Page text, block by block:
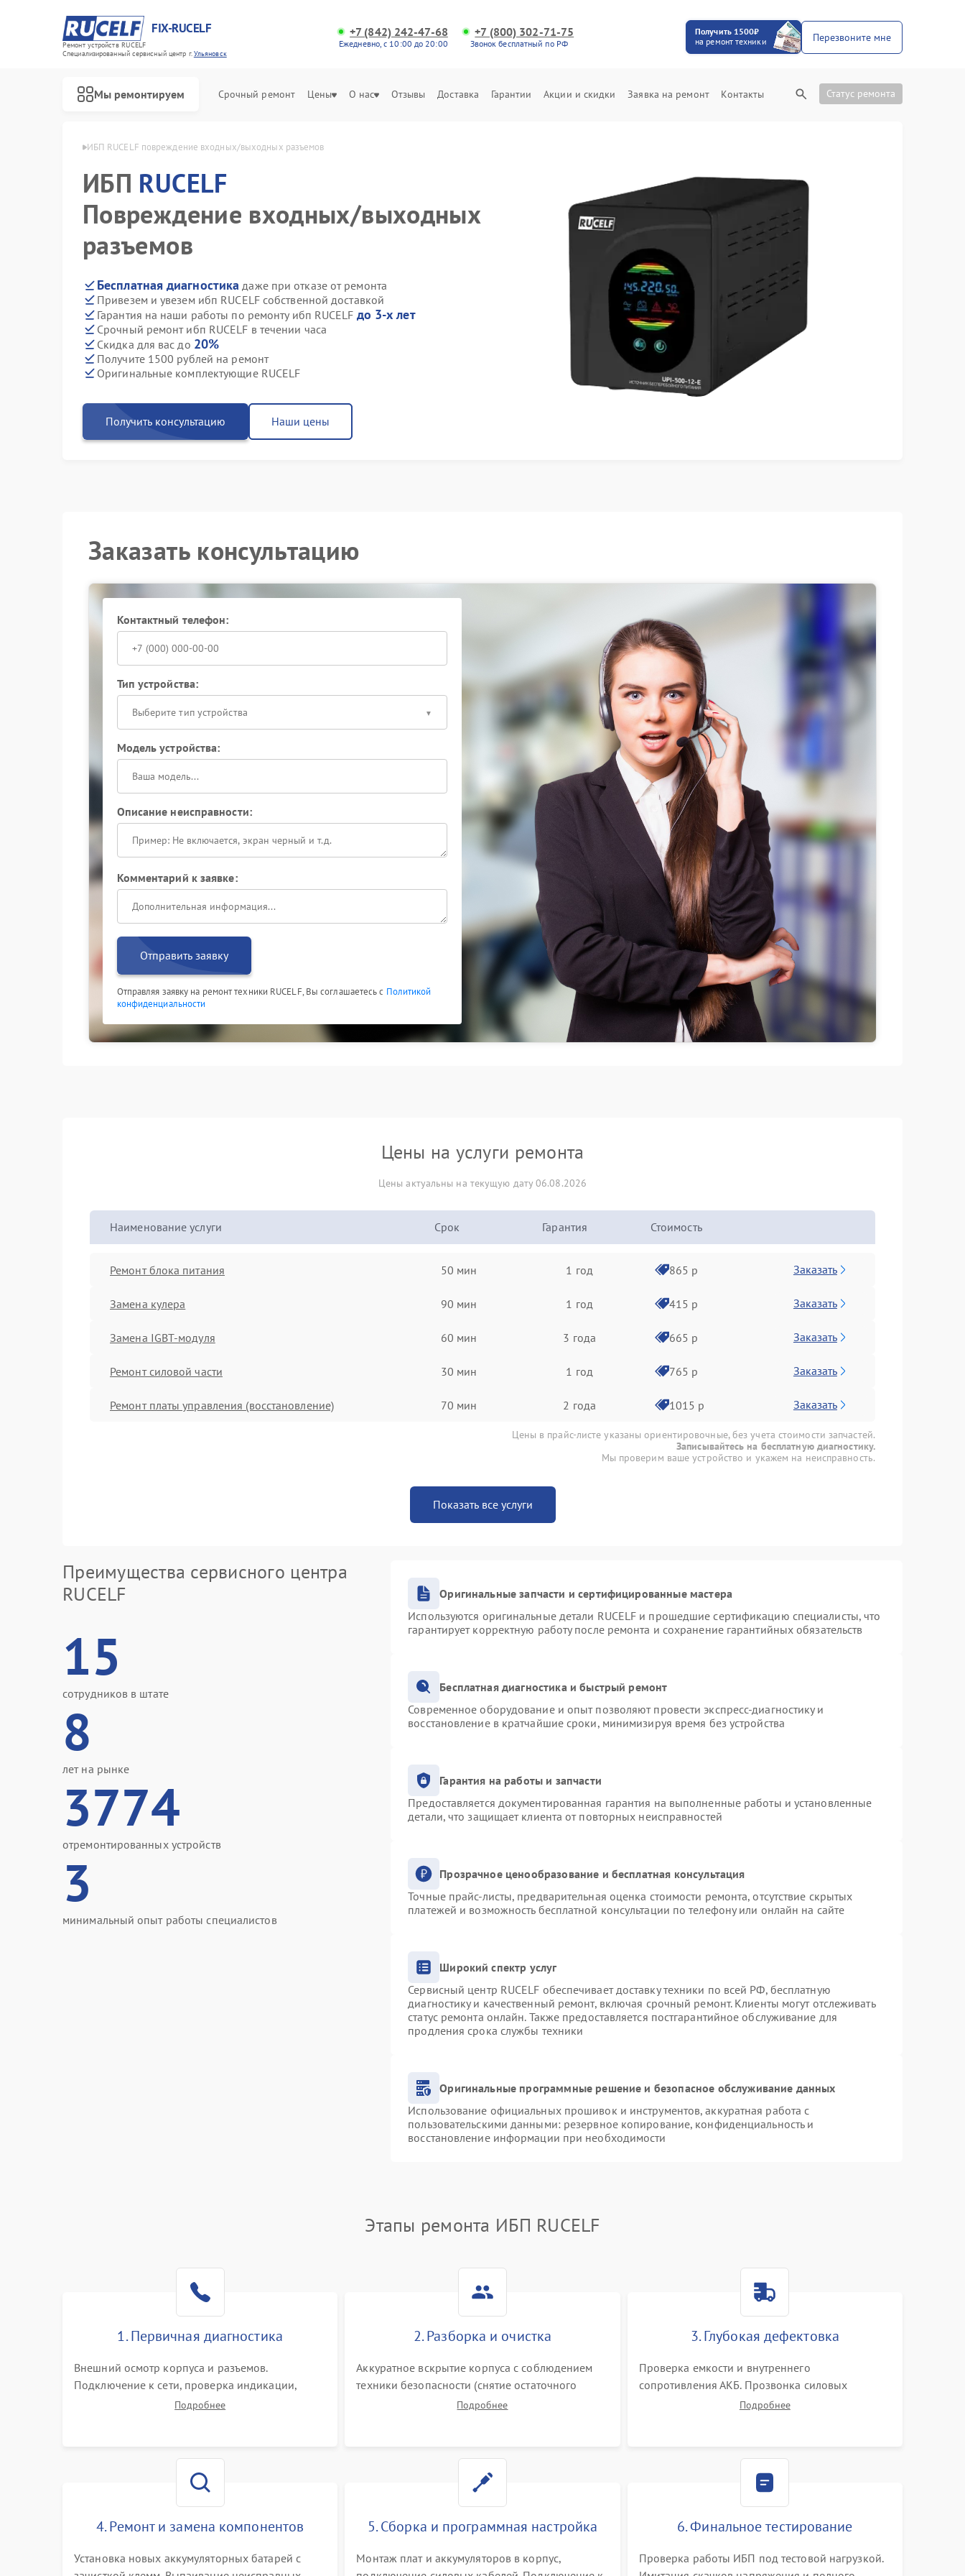
FIX-RUCELF
Ремонт устройств RUCELF
Специализированный cервисный центр г.Ульяновск
+7 (842) 242-47-68
Ежедневно, с 10:00 до 20:00
+7 (800) 302-71-75
Звонок бесплатный по РФ
Получить 1500₽
на ремонт техники
Перезвоните мне
Мы ремонтируем Срочный ремонт Цены О нас Отзывы Доставка Гарантии Акции и скидки Заявка на ремонт Контакты Статус ремонта
ИБП RUCELF повреждение входных/выходных разъемов
ИБП RUCELF
Повреждение входных/выходных
разъемов
Бесплатная диагностика даже при отказе от ремонта
Привезем и увезем ибп RUCELF собственной доставкой
Гарантия на наши работы по ремонту ибп RUCELF до 3-х лет
Срочный ремонт ибп RUCELF в течении часа
Скидка для вас до 20%
Получите 1500 рублей на ремонт
Оригинальные комплектующие RUCELF
Получить консультацию Наши цены
Заказать консультацию
Контактный телефон:
Тип устройства:
Выберите тип устройства
Модель устройства:
Описание неисправности:
Комментарий к заявке:
Отправить заявку
Отправляя заявку на ремонт техники RUCELF, Вы соглашаетесь с Политикой
конфиденциальности
Цены на услуги ремонта
Цены актуальны на текущую дату 06.08.2026
Наименование услуги Срок Гарантия Стоимость
Ремонт блока питания 50 мин 1 год 865 р Заказать
Замена кулера 90 мин 1 год 415 р Заказать
Замена IGBT-модуля 60 мин 3 года 665 р Заказать
Ремонт силовой части 30 мин 1 год 765 р Заказать
Ремонт платы управления (восстановление) 70 мин 2 года 1015 р Заказать
Цены в прайс-листе указаны ориентировочные, без учета стоимости запчастей.
Записывайтесь на бесплатную диагностику.
Мы проверим ваше устройство и укажем на неисправность.
Показать все услуги
Преимущества сервисного центра
RUCELF
15
сотрудников в штате
8
лет на рынке
3774
отремонтированных устройств
3
минимальный опыт работы специалистов
Оригинальные запчасти и сертифицированные мастера
Используются оригинальные детали RUCELF и прошедшие сертификацию специалисты, что
гарантирует корректную работу после ремонта и сохранение гарантийных обязательств
Бесплатная диагностика и быстрый ремонт
Современное оборудование и опыт позволяют провести экспресс-диагностику и
восстановление в кратчайшие сроки, минимизируя время без устройства
Гарантия на работы и запчасти
Предоставляется документированная гарантия на выполненные работы и установленные
детали, что защищает клиента от повторных неисправностей
Прозрачное ценообразование и бесплатная консультация
Точные прайс-листы, предварительная оценка стоимости ремонта, отсутствие скрытых
платежей и возможность бесплатной консультации по телефону или онлайн на сайте
Широкий спектр услуг
Сервисный центр RUCELF обеспечивает доставку техники по всей РФ, бесплатную
диагностику и качественный ремонт, включая срочный ремонт. Клиенты могут отслеживать
статус ремонта онлайн. Также предоставляется постгарантийное обслуживание для
продления срока службы техники
Оригинальные программные решение и безопасное обслуживание данных
Использование официальных прошивок и инструментов, аккуратная работа с
пользовательскими данными: резервное копирование, конфиденциальность и
восстановление информации при необходимости
Этапы ремонта ИБП RUCELF
1. Первичная диагностика
Внешний осмотр корпуса и разъемов.
Подключение к сети, проверка индикации,
звуковых сигналов и кодов ошибок. Измерение
Подробнее
2. Разборка и очистка
Аккуратное вскрытие корпуса с соблюдением
техники безопасности (снятие остаточного
заряда). Очистка плат, радиаторов и кулеров от
Подробнее
3. Глубокая дефектовка
Проверка емкости и внутреннего
сопротивления АКБ. Прозвонка силовых
транзисторов инвертора, диодов, реле
Подробнее
4. Ремонт и замена компонентов
Установка новых аккумуляторных батарей с
5. Сборка и программная настройка
Монтаж плат и аккумуляторов в корпус,
6. Финальное тестирование
Проверка работы ИБП под тестовой нагрузкой.